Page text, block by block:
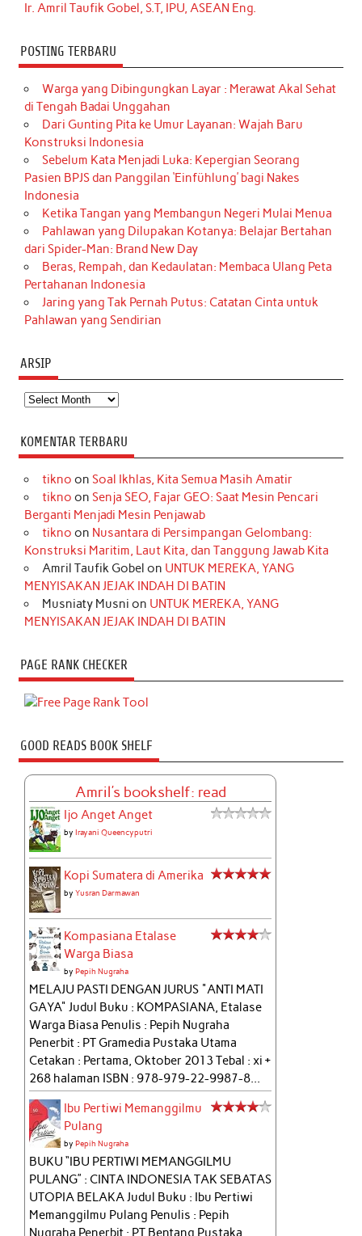
Ir. Amril Taufik Gobel, S.T, IPU, ASEAN Eng.
POSTING TERBARU
Warga yang Dibingungkan Layar : Merawat Akal Sehat
di Tengah Badai Unggahan
Dari Gunting Pita ke Umur Layanan: Wajah Baru
Konstruksi Indonesia
Sebelum Kata Menjadi Luka: Kepergian Seorang
Pasien BPJS dan Panggilan ‘Einfühlung’ bagi Nakes
Indonesia
Ketika Tangan yang Membangun Negeri Mulai Menua
Pahlawan yang Dilupakan Kotanya: Belajar Bertahan
dari Spider-Man: Brand New Day
Beras, Rempah, dan Kedaulatan: Membaca Ulang Peta
Pertahanan Indonesia
Jaring yang Tak Pernah Putus: Catatan Cinta untuk
Pahlawan yang Sendirian
ARSIP
Arsip
KOMENTAR TERBARU
tikno on Soal Ikhlas, Kita Semua Masih Amatir
tikno on Senja SEO, Fajar GEO: Saat Mesin Pencari
Berganti Menjadi Mesin Penjawab
tikno on Nusantara di Persimpangan Gelombang:
Konstruksi Maritim, Laut Kita, dan Tanggung Jawab Kita
Amril Taufik Gobel on UNTUK MEREKA, YANG
MENYISAKAN JEJAK INDAH DI BATIN
Musniaty Musni on UNTUK MEREKA, YANG
MENYISAKAN JEJAK INDAH DI BATIN
PAGE RANK CHECKER
GOOD READS BOOK SHELF
Amril's bookshelf: read
Ijo Anget Anget
byIrayani Queencyputri
Kopi Sumatera di Amerika
byYusran Darmawan
Kompasiana Etalase
Warga Biasa
byPepih Nugraha
MELAJU PASTI DENGAN JURUS "ANTI MATI
GAYA" Judul Buku : KOMPASIANA, Etalase
Warga Biasa Penulis : Pepih Nugraha
Penerbit : PT Gramedia Pustaka Utama
Cetakan : Pertama, Oktober 2013 Tebal : xi +
268 halaman ISBN : 978-979-22-9987-8...
Ibu Pertiwi Memanggilmu
Pulang
byPepih Nugraha
BUKU “IBU PERTIWI MEMANGGILMU
PULANG” : CINTA INDONESIA TAK SEBATAS
UTOPIA BELAKA Judul Buku : Ibu Pertiwi
Memanggilmu Pulang Penulis : Pepih